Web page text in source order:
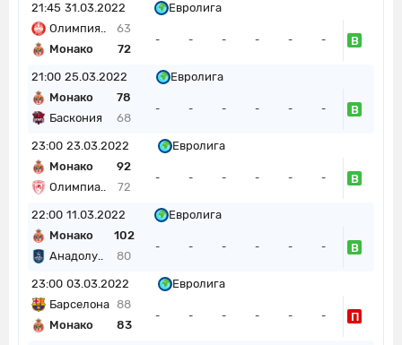
21:45 31.03.2022
Евролига
Олимпия..
63
Монако
72
- - - - - - В
21:00 25.03.2022
Евролига
Монако
78
Баскония
68
- - - - - - В
23:00 23.03.2022
Евролига
Монако
92
Олимпиа..
72
- - - - - - В
22:00 11.03.2022
Евролига
Монако
102
Анадолу..
80
- - - - - - В
23:00 03.03.2022
Евролига
Барселона 88
Монако
83
- - - - - - П